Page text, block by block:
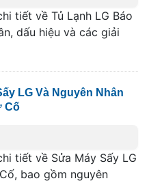
tiết về Tủ Lạnh LG Báo
dấu hiệu và các giải
LG Và Nguyên Nhân
Cố
tiết về Sửa Máy Sấy LG
bao gồm nguyên